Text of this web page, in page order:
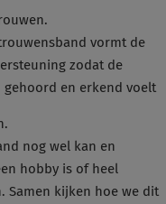
vormt de
zodat de
en erkend voelt
nog wel kan en
hobby is of heel
Samen kijken hoe we dit